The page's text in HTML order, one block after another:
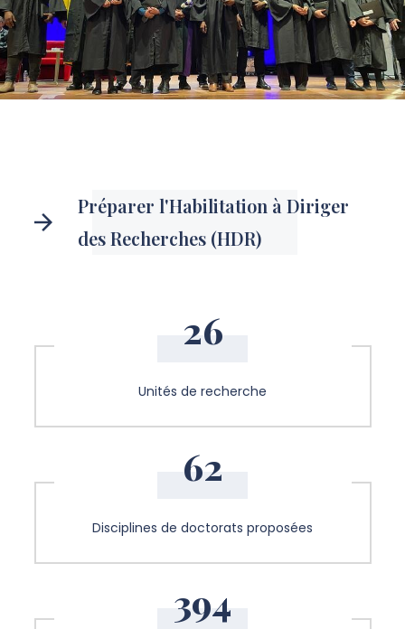
Préparer l'Habilitation à Diriger
des Recherches (HDR)
26
Unités de recherche
62
Disciplines de doctorats proposées
394